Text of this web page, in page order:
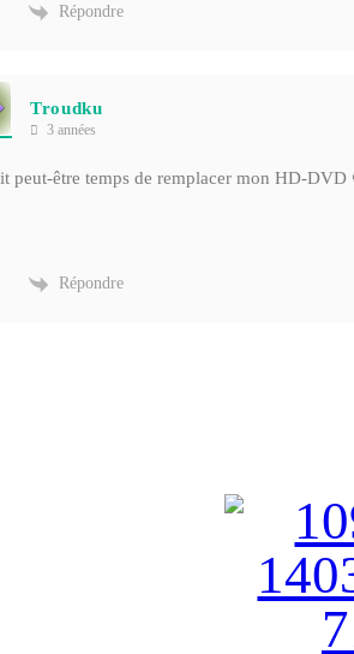
Répondre
Troudku
3 années
peut-être temps de remplacer mon HD-DVD
Répondre